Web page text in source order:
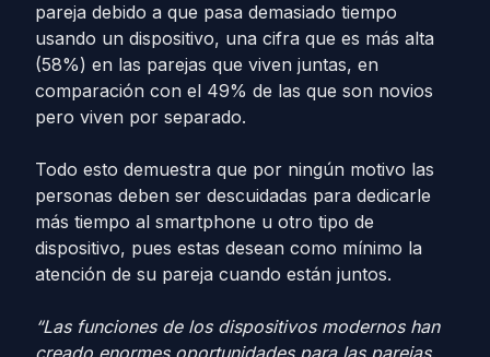
pareja debido a que pasa demasiado tiempo
usando un dispositivo, una cifra que es más alta
(58%) en las parejas que viven juntas, en
comparación con el 49% de las que son novios
pero viven por separado.
Todo esto demuestra que por ningún motivo las
personas deben ser descuidadas para dedicarle
más tiempo al smartphone u otro tipo de
dispositivo, pues estas desean como mínimo la
atención de su pareja cuando están juntos.
“Las funciones de los dispositivos modernos han
creado enormes oportunidades para las parejas,